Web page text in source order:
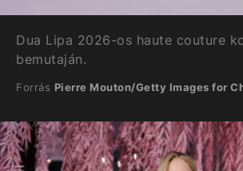
Dua Lipa 2026-os haute couture
bemutaján.
Forrás Pierre Mouton/Getty Images for